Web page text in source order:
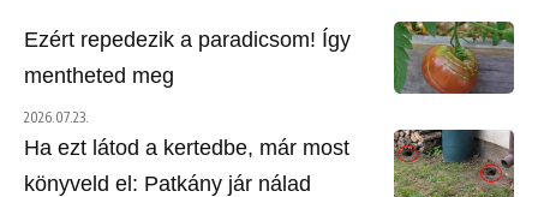
Ezért repedezik a paradicsom! Így
mentheted meg
2026.07.23.
Ha ezt látod a kertedbe, már most
könyveld el: Patkány jár nálad